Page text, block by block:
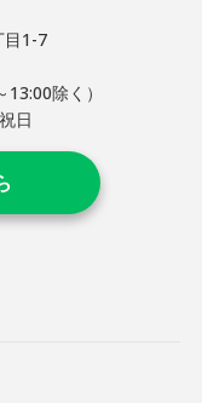
目1-7
除く）
日